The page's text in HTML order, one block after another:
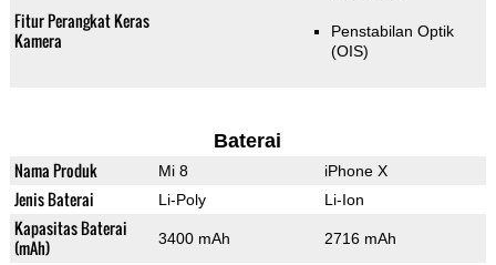
Fitur Perangkat Keras
Kamera
Penstabilan Optik
(OIS)
Baterai
Nama Produk Mi 8 iPhone X
Jenis Baterai Li-Poly Li-Ion
Kapasitas Baterai
(mAh)
3400 mAh 2716 mAh